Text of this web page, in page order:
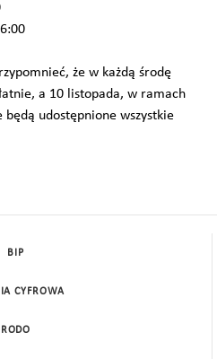
że w każdą środę
a 10 listopada, w ramach
udostępnione wszystkie
BIP
CYFROWA
RODO